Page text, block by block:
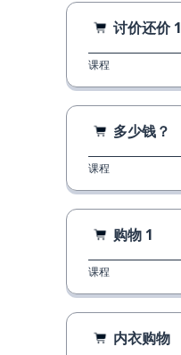
讨价还价 1
课程
多少钱？
课程
购物 1
课程
内衣购物